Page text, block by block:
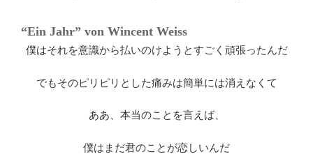
“Ein Jahr” von Wincent Weiss
僕はそれを意識から払いのけようとすごく頑張ったんだ
でもそのピリピリとした痛みは簡単には消えなくて
ああ、本当のことを言えば、
僕はまだ君のことが恋しいんだ